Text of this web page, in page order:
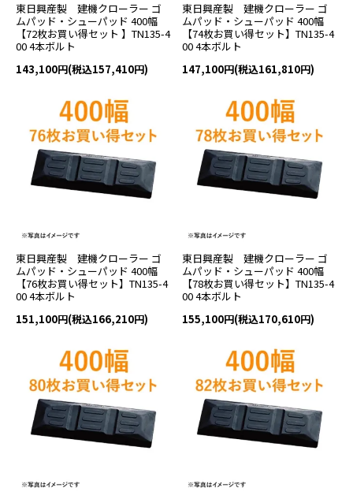
東日興産製 建機クローラー ゴ
ムパッド・シューパッド 400幅
【72枚お買い得セット 】TN135-4
00 4本ボルト
143,100円(税込157,410円)
東日興産製 建機クローラー ゴ
ムパッド・シューパッド 400幅
【74枚お買い得セット】TN135-4
00 4本ボルト
147,100円(税込161,810円)
東日興産製 建機クローラー ゴ
ムパッド・シューパッド 400幅
【76枚お買い得セット】TN135-4
00 4本ボルト
151,100円(税込166,210円)
東日興産製 建機クローラー ゴ
ムパッド・シューパッド 400幅
【78枚お買い得セット】TN135-4
00 4本ボルト
155,100円(税込170,610円)